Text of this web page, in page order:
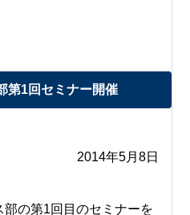
第1回セミナー開催
2014年5月8日
部の第1回目のセミナーを